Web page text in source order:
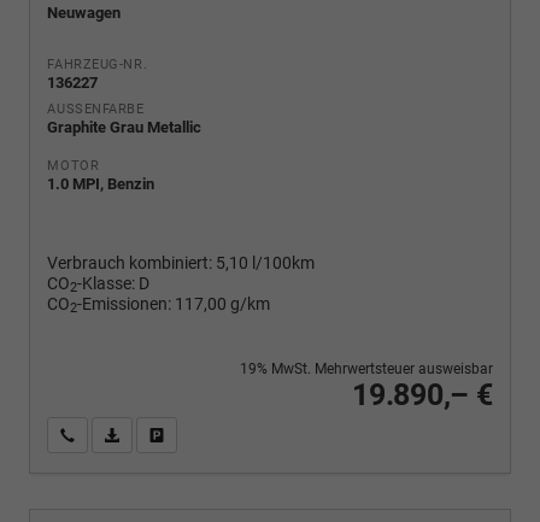
Neuwagen
FAHRZEUG-NR.
136227
AUSSENFARBE
Graphite Grau Metallic
MOTOR
1.0 MPI, Benzin
Verbrauch kombiniert: 5,10 l/100km
CO2-Klasse: D
CO2-Emissionen: 117,00 g/km
19.890,– €
19% MwSt. Mehrwertsteuer ausweisbar
Wir rufen Sie anPDF-Fahrzeugexposé drucken